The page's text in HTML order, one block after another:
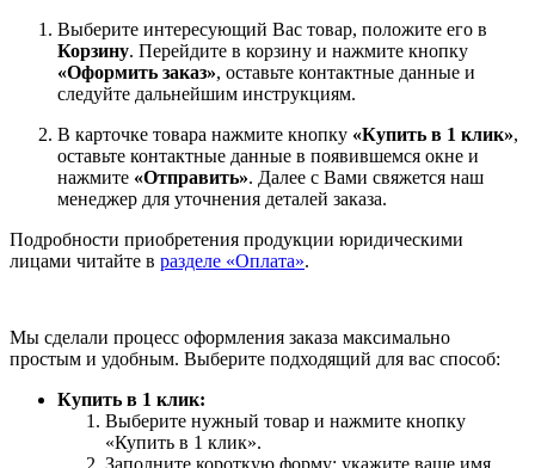
Выберите интересующий Вас товар, положите его в
Корзину. Перейдите в корзину и нажмите кнопку
«Оформить заказ», оставьте контактные данные и
следуйте дальнейшим инструкциям.
В карточке товара нажмите кнопку «Купить в 1 клик»,
оставьте контактные данные в появившемся окне и
нажмите «Отправить». Далее с Вами свяжется наш
менеджер для уточнения деталей заказа.
Подробности приобретения продукции юридическими
лицами читайте в разделе «Оплата».
Мы сделали процесс оформления заказа максимально
простым и удобным. Выберите подходящий для вас способ:
Купить в 1 клик:
Выберите нужный товар и нажмите кнопку
«Купить в 1 клик».
Заполните короткую форму: укажите ваше имя,